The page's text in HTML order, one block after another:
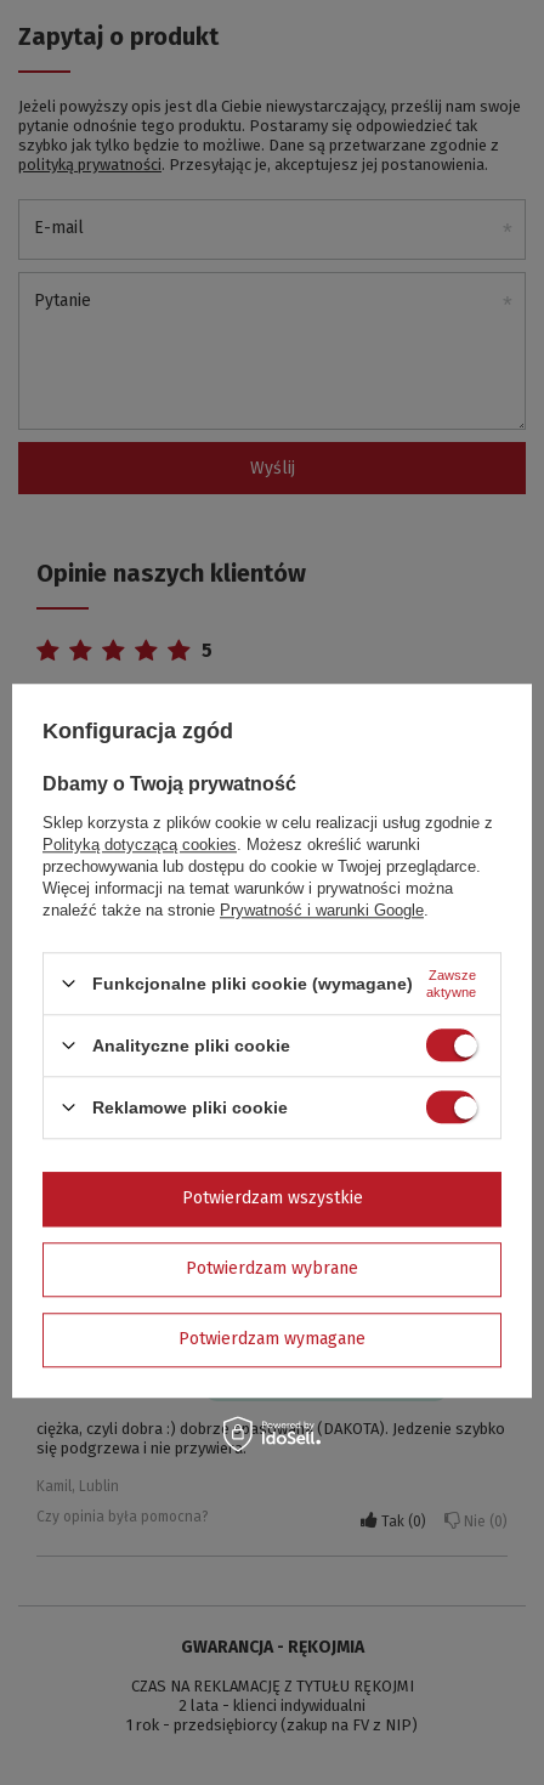
Zapytaj o produkt
Jeżeli powyższy opis jest dla Ciebie niewystarczający, prześlij nam swoje
pytanie odnośnie tego produktu. Postaramy się odpowiedzieć tak
szybko jak tylko będzie to możliwe. Dane są przetwarzane zgodnie z
polityką prywatności. Przesyłając je, akceptujesz jej postanowienia.
E-mail
Pytanie
Wyślij
Opinie naszych klientów
5
3
3
2
Kliknij ocenę aby filtrować opinie
5/5 Opinia potwierdzona zakupem
Szybko, sprawnie polecam:)
Czy opinia była pomocna?
Nie
5/5 Opinia potwierdzona zakupem
Wszystko sprawnie i szybko
Czy opinia była pomocna?
Tak 0 Nie 0
ciężka, czyli dobra :) dobrze spasowana (DAKOTA). Jedzenie szybko
się podgrzewa i nie przywiera.
Kamil, Lublin
Czy opinia była pomocna?
Tak 0 Nie 0
GWARANCJA - RĘKOJMIA
CZAS NA REKLAMACJĘ Z TYTUŁU RĘKOJMI
2 lata - klienci indywidualni
1 rok - przedsiębiorcy (zakup na FV z NIP)
Konfiguracja zgód
Dbamy o Twoją prywatność
Sklep korzysta z plików cookie w celu realizacji usług zgodnie z
Polityką dotyczącą cookies . Możesz określić warunki
przechowywania lub dostępu do cookie w Twojej przeglądarce.
Więcej informacji na temat warunków i prywatności można
znaleźć także na stronie Prywatność i warunki Google
Funkcjonalne pliki cookie (wymagane)
Zawsze
aktywne
Analityczne pliki cookie
Reklamowe pliki cookie
Potwierdzam wybrane
Potwierdzam wymagane
Potwierdzam wszystkie